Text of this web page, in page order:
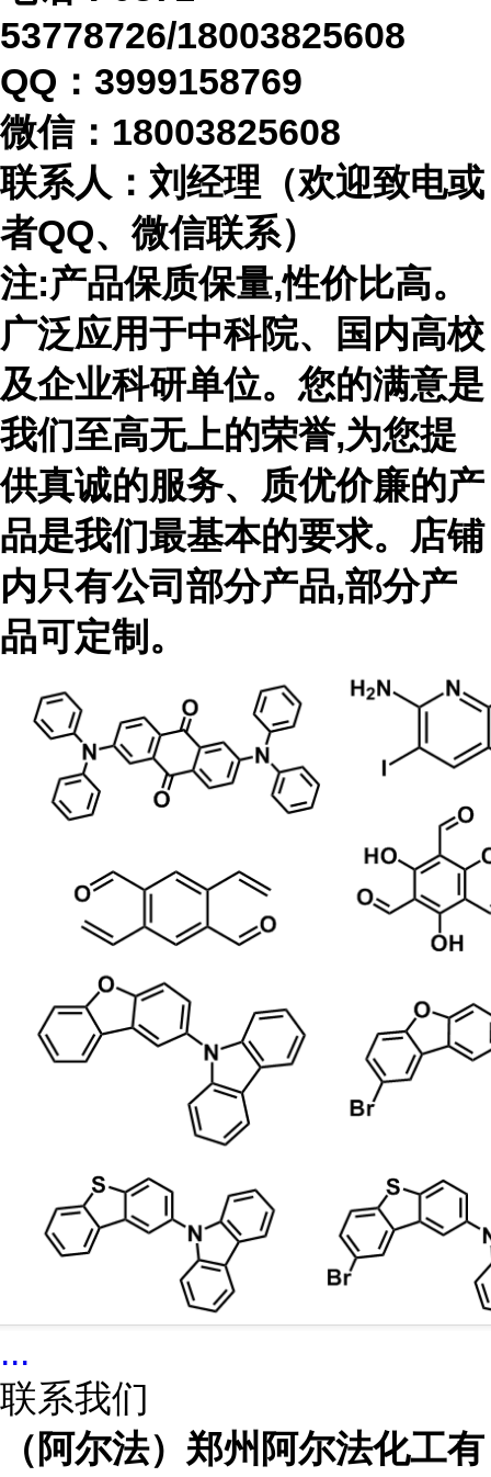
53778726/18003825608
QQ：3999158769
微信： 18003825608
联系人：刘经理（欢迎致电或
者QQ、微信联系）
注:产品保质保量,性价比高。
广泛应用于中科院、国内高校
及企业科研单位。您的满意是
我们至高无上的荣誉,为您提
供真诚的服务、质优价廉的产
品是我们最基本的要求。店铺
内只有公司部分产品,部分产
品可定制。
...
联系我们
（阿尔法）郑州阿尔法化工有